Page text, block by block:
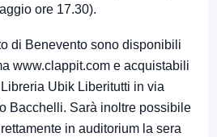
ore 17.30).
di Benevento sono disponibili
www.clappit.com e acquistabili
Ubik Liberitutti in via
Bacchelli. Sarà inoltre possibile
in auditorium la sera